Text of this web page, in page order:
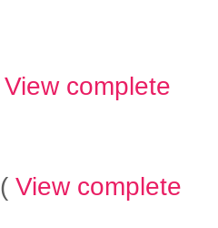
View complete
( View complete